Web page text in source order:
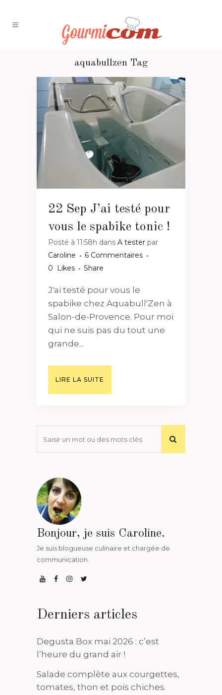
aquabullzen Tag
22 Sep J’ai testé pour
vous le spabike tonic !
Posté à 11:58h dans A tester par
Caroline
6 Commentaires
0
Likes Share
J'ai testé pour vous le
spabike chez Aquabull'Zen à
Salon-de-Provence. Pour moi
qui ne suis pas du tout une
grande...
LIRE LA SUITE
Bonjour, je suis Caroline.
Je suis blogueuse culinaire et chargée de
communication.
Derniers articles
Degusta Box mai 2026 : c’est
l’heure du grand air !
Salade complète aux courgettes,
tomates, thon et pois chiches